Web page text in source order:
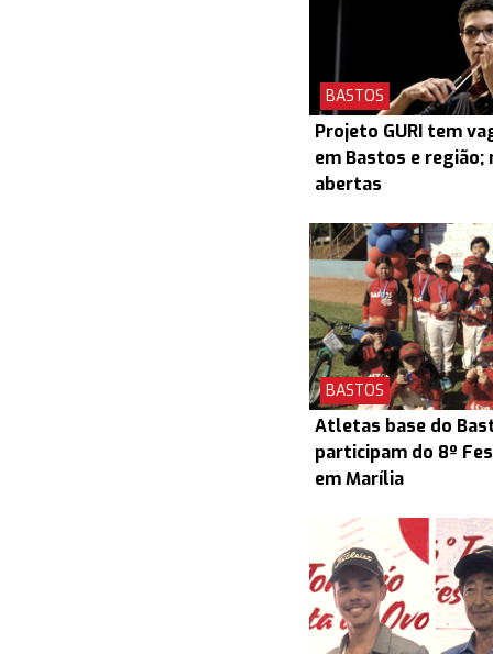
BASTOS
Projeto GURI tem
em Bastos e
abertas
BASTOS
Atletas base do
participam do 8º
em Marília